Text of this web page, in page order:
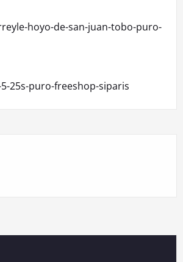
hoyo-de-san-juan-tobo-puro-
25s-puro-freeshop-siparis